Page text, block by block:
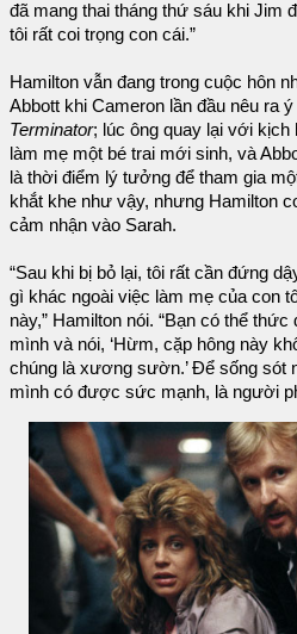
đã mang thai tháng thứ sáu khi Jim
tôi rất coi trọng con cái.”
Hamilton vẫn đang trong cuộc hôn
Abbott khi Cameron lần đầu nêu ra
Terminator; lúc ông quay lại với kịch
làm mẹ một bé trai mới sinh, và
là thời điểm lý tưởng để tham gia
khắt khe như vậy, nhưng Hamilton
cảm nhận vào Sarah.
“Sau khi bị bỏ lại, tôi rất cần đứng
gì khác ngoài việc làm mẹ của con
này,” Hamilton nói. “Bạn có thể
mình và nói, ‘Hừm, cặp hông này
chúng là xương sườn.’ Để sống sót
mình có được sức mạnh, là người